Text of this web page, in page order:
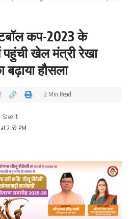
कप-2023 के
पहुंची खेल मंत्री रेखा
बढ़ाया हौसला
2:59 PM
2 Min Read